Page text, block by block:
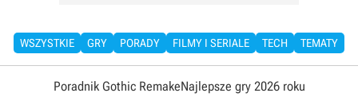
WSZYSTKIE GRY PORADY FILMY I SERIALE TECH TEMATY
Poradnik Gothic RemakeNajlepsze gry 2026 roku